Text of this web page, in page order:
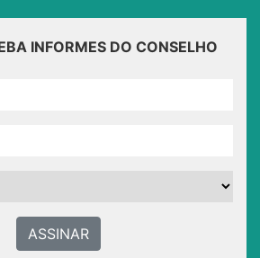
INFORMES DO CONSELHO
ASSINAR